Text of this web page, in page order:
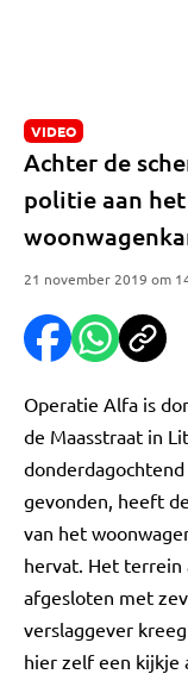
VIDEO
Achter de
politie aan
21 november 2019 om
Operatie Alfa is
de Maasstraat in
gevonden, heeft
van het
hervat. Het terrein
afgesloten met
verslaggever
hier zelf een kijkje